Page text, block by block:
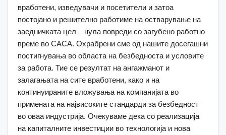
вработени, изведувачи и посетители и затоа
постојано и решително работиме на остварување на
заедничката цел – нула повреди со загубено работно
време во САСА. Охрабрени сме од нашите досегашни
постигнувања во областа на безбедноста и условите
за работа. Тие се резултат на ангажманот и
залагањата на сите вработени, како и на
континуираните вложувања на компанијата во
примената на највисоките стандарди за безбедност
во оваа индустрија. Очекуваме дека со реализација
на капиталните инвестиции во технологија и нова